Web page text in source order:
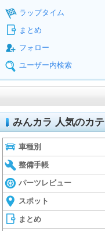
ラップタイム
まとめ
フォロー
ユーザー内検索
みんカラ 人気のカ
車種別
整備手帳
パーツレビュー
スポット
まとめ